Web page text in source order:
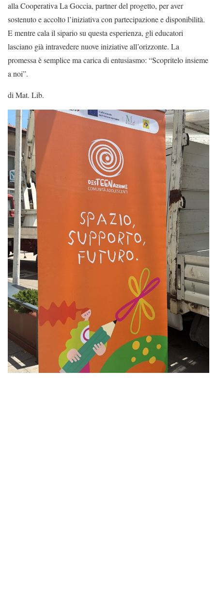
alla Cooperativa La Goccia, partner del progetto, per aver
sostenuto e accolto l’iniziativa con partecipazione e disponibilità.
E mentre cala il sipario su questa esperienza, gli educatori
lasciano già intravedere nuove iniziative all’orizzonte. La
promessa è semplice ma carica di entusiasmo: “Scopritelo insieme
a noi”.
di Mat. Lib.